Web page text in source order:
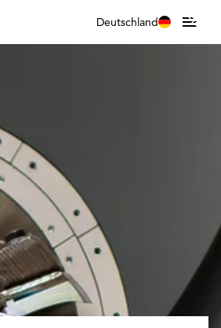
Deutschland